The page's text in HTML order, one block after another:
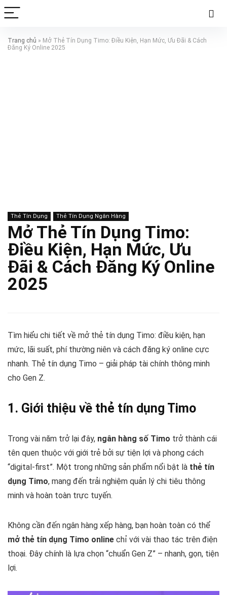
Trang chủ » Mở Thẻ Tín Dụng Timo: Điều Kiện, Hạn Mức, Ưu Đãi & Cách
Đăng Ký Online 2025
Thẻ Tín Dụng Thẻ Tín Dụng Ngân Hàng
Mở Thẻ Tín Dụng Timo:
Điều Kiện, Hạn Mức, Ưu
Đãi & Cách Đăng Ký Online
2025
Tìm hiểu chi tiết về mở thẻ tín dụng Timo: điều kiện, hạn
mức, lãi suất, phí thường niên và cách đăng ký online cực
nhanh. Thẻ tín dụng Timo – giải pháp tài chính thông minh
cho Gen Z.
1. Giới thiệu về thẻ tín dụng Timo
Trong vài năm trở lại đây, ngân hàng số Timo trở thành cái
tên quen thuộc với giới trẻ bởi sự tiện lợi và phong cách
“digital-first”. Một trong những sản phẩm nổi bật là thẻ tín
dụng Timo, mang đến trải nghiệm quản lý chi tiêu thông
minh và hoàn toàn trực tuyến.
Không cần đến ngân hàng xếp hàng, bạn hoàn toàn có thể
mở thẻ tín dụng Timo online chỉ với vài thao tác trên điện
thoại. Đây chính là lựa chọn “chuẩn Gen Z” – nhanh, gọn, tiện
lợi.